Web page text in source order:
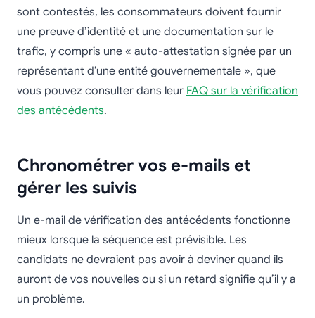
sont contestés, les consommateurs doivent fournir
une preuve d’identité et une documentation sur le
trafic, y compris une « auto-attestation signée par un
représentant d’une entité gouvernementale », que
vous pouvez consulter dans leur FAQ sur la vérification
des antécédents.
Chronométrer vos e-mails et
gérer les suivis
Un e-mail de vérification des antécédents fonctionne
mieux lorsque la séquence est prévisible. Les
candidats ne devraient pas avoir à deviner quand ils
auront de vos nouvelles ou si un retard signifie qu’il y a
un problème.